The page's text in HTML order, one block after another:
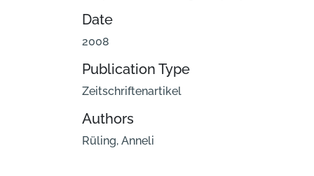
Date
2008
Publication Type
Zeitschriftenartikel
Authors
Rüling, Anneli